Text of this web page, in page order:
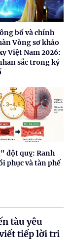
bố và chính
Vòng sơ khảo
Việt Nam 2026:
sắc trong kỷ
đột quỵ: Ranh
phục và tàn phế
tàu yêu
tiếp lời tri